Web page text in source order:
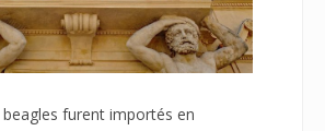
furent importés en